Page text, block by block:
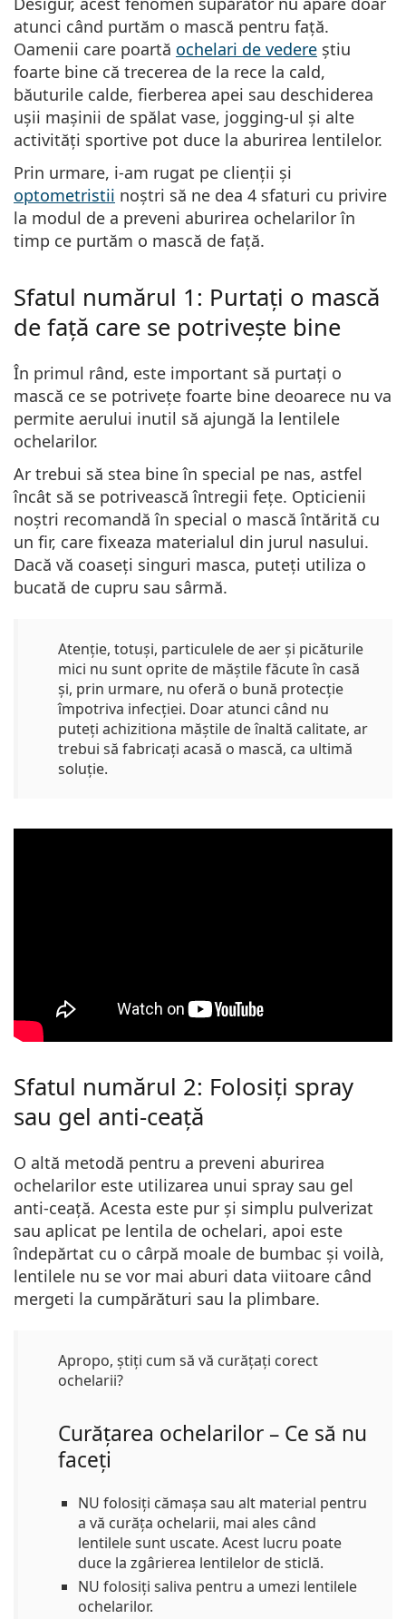
Persol
Prada
Toate mărcile
atunci când purtăm o mască pentru față.
Oamenii care poartă ochelari de vedere știu
foarte bine că trecerea de la rece la cald,
băuturile calde, fierberea apei sau deschiderea
ușii mașinii de spălat vase, jogging-ul și alte
activități sportive pot duce la aburirea lentilelor.
Prin urmare, i-am rugat pe clienții și
optometristii noștri să ne dea 4 sfaturi cu privire
la modul de a preveni aburirea ochelarilor în
timp ce purtăm o mască de față.
Sfatul numărul 1: Purtați o mască
de față care se potrivește bine
În primul rând, este important să purtați o
mască ce se potrivețe foarte bine deoarece nu va
permite aerului inutil să ajungă la lentilele
ochelarilor.
Ar trebui să stea bine în special pe nas, astfel
încât să se potrivească întregii fețe. Opticienii
noștri recomandă în special o mască întărită cu
un fir, care fixeaza materialul din jurul nasului.
Dacă vă coaseți singuri masca, puteți utiliza o
bucată de cupru sau sârmă.
Atenție, totuși, particulele de aer și picăturile
mici nu sunt oprite de măștile făcute în casă
și, prin urmare, nu oferă o bună protecție
împotriva infecției. Doar atunci când nu
puteți achizitiona măștile de înaltă calitate, ar
trebui să fabricați acasă o mască, ca ultimă
soluție.
Sfatul numărul 2: Folosiți spray
sau gel anti-ceață
O altă metodă pentru a preveni aburirea
ochelarilor este utilizarea unui spray sau gel
anti-ceață. Acesta este pur și simplu pulverizat
sau aplicat pe lentila de ochelari, apoi este
îndepărtat cu o cârpă moale de bumbac și voilà,
lentilele nu se vor mai aburi data viitoare când
mergeti la cumpărături sau la plimbare.
Apropo, știți cum să vă curățați corect
ochelarii?
Curățarea ochelarilor – Ce să nu
faceți
NU folosiți cămașa sau alt material pentru
a vă curăța ochelarii, mai ales când
lentilele sunt uscate. Acest lucru poate
duce la zgârierea lentilelor de sticlă.
NU folosiți saliva pentru a umezi lentilele
ochelarilor.